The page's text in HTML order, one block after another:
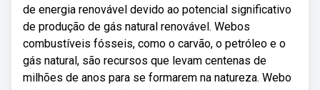
de energia renovável devido ao potencial significativo
de produção de gás natural renovável. Webos
combustíveis fósseis, como o carvão, o petróleo e o
gás natural, são recursos que levam centenas de
milhões de anos para se formarem na natureza. Webo